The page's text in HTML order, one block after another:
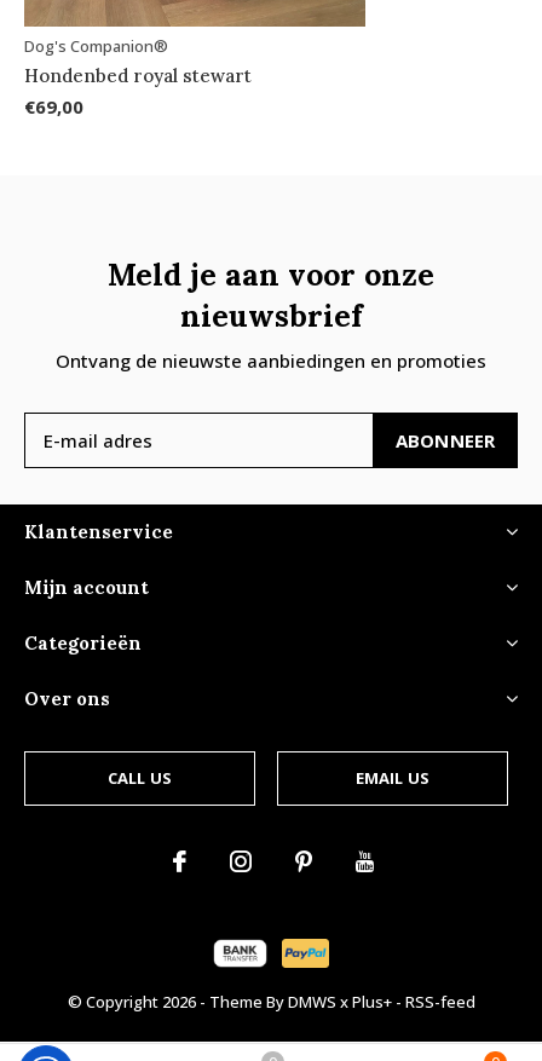
Dog's Companion®
Hondenbed royal stewart
€69,00
Meld je aan voor onze
nieuwsbrief
Ontvang de nieuwste aanbiedingen en promoties
ABONNEER
Klantenservice
Mijn account
Categorieën
Over ons
CALL US EMAIL US
© Copyright 2026- Theme ByDMWS xPlus+- RSS-feed